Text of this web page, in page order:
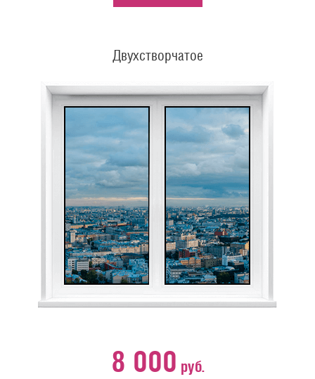
Двухстворчатое
8 000 руб.